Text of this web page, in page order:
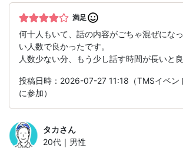
満足
何十人もいて、話の内容がごちゃ混ぜにな
い人数で良かったです。
人数少ない分、もう少し話す時間が長いと良
投稿日時：2026-07-27 11:18（TMSイベン
に参加）
タカさん
20代｜男性